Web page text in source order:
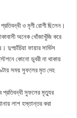
ও মৃগী রোগী ছিলেন।
অনেক খোঁজাখুঁজি করে
দুপচাঁচিয়া ফায়ার সার্ভিস
কোনো ডুবরী না থাকায়
৯টায় সময় সুফলের মৃত দেহ
প্রতিবন্ধী সুফলের মৃত্যুর
লাশ হস্তান্তর করা